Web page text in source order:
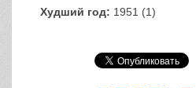
Худший год: 1951 (1)